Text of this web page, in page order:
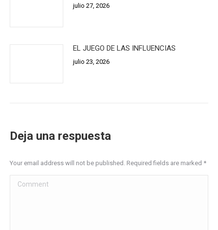
julio 27, 2026
EL JUEGO DE LAS INFLUENCIAS
julio 23, 2026
Deja una respuesta
Your email address will not be published. Required fields are marked *